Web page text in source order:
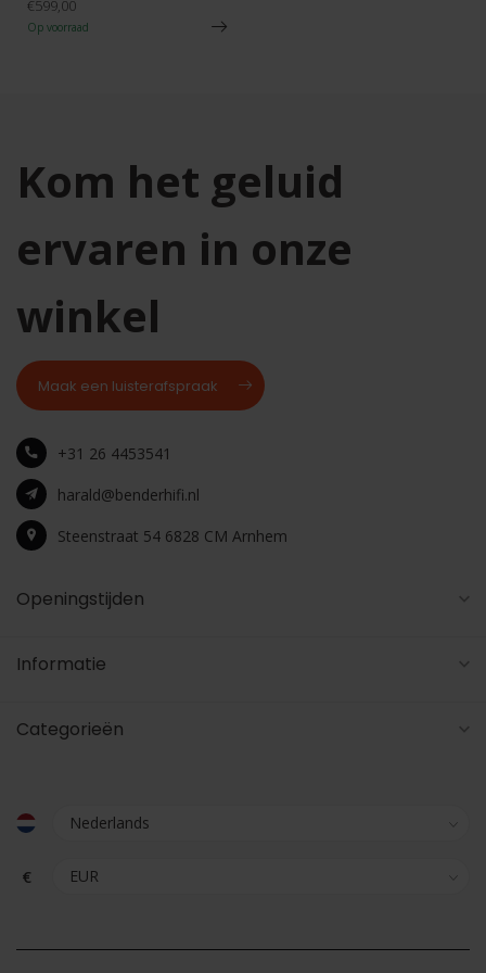
€599,00
Op voorraad
Kom het geluid
ervaren in onze
winkel
Maak een luisterafspraak
+31 26 4453541
harald@benderhifi.nl
Steenstraat 54 6828 CM Arnhem
Openingstijden
Informatie
Categorieën
€